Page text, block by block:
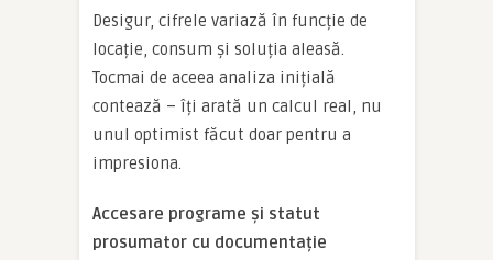
Desigur, cifrele variază în funcție de
locație, consum și soluția aleasă.
Tocmai de aceea analiza inițială
contează – îți arată un calcul real, nu
unul optimist făcut doar pentru a
impresiona.
Accesare programe și statut
prosumator cu documentație